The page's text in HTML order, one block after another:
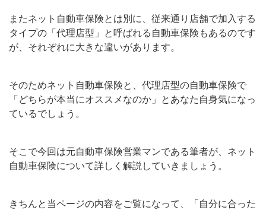
またネット自動車保険とは別に、従来通り店舗で加入する
タイプの「代理店型」と呼ばれる自動車保険もあるのです
が、それぞれに大きな違いがあります。
そのためネット自動車保険と、代理店型の自動車保険で
「どちらが本当にオススメなのか」とあなた自身気になっ
ているでしょう。
そこで今回は元自動車保険営業マンである筆者が、ネット
自動車保険について詳しく解説していきましょう。
きちんと当ページの内容をご覧になって、「自分に合った